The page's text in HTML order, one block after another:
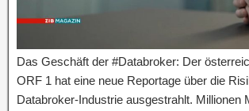
Das Geschäft der #Databroker: Der
ORF 1 hat eine neue Reportage über die
Databroker-Industrie ausgestrahlt. Millionen